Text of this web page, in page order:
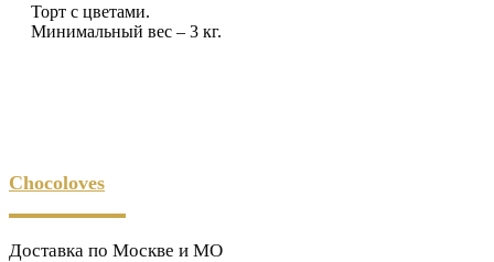
Торт с цветами.
Минимальный вес – 3 кг.
Chocoloves
Доставка по Москве и МО